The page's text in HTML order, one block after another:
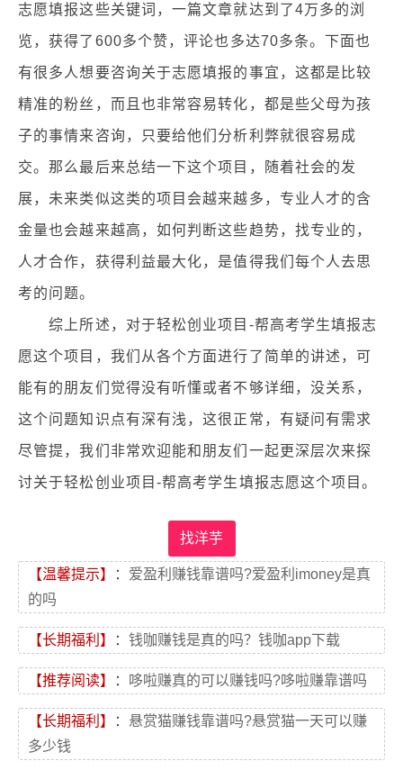
志愿填报这些关键词，一篇文章就达到了4万多的浏
览，获得了600多个赞，评论也多达70多条。下面也
有很多人想要咨询关于志愿填报的事宜，这都是比较
精准的粉丝，而且也非常容易转化，都是些父母为孩
子的事情来咨询，只要给他们分析利弊就很容易成
交。那么最后来总结一下这个项目，随着社会的发
展，未来类似这类的项目会越来越多，专业人才的含
金量也会越来越高，如何判断这些趋势，找专业的，
人才合作，获得利益最大化，是值得我们每个人去思
考的问题。
综上所述，对于轻松创业项目-帮高考学生填报志
愿这个项目，我们从各个方面进行了简单的讲述，可
能有的朋友们觉得没有听懂或者不够详细，没关系，
这个问题知识点有深有浅，这很正常，有疑问有需求
尽管提，我们非常欢迎能和朋友们一起更深层次来探
讨关于轻松创业项目-帮高考学生填报志愿这个项目。
找洋芋
【温馨提示】 ： 爱盈利赚钱靠谱吗?爱盈利imoney是真
的吗
【长期福利】 ： 钱咖赚钱是真的吗？钱咖app下载
【推荐阅读】 ： 哆啦赚真的可以赚钱吗?哆啦赚靠谱吗
【长期福利】 ： 悬赏猫赚钱靠谱吗?悬赏猫一天可以赚
多少钱